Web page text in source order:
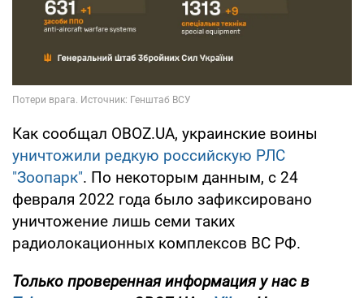
Как сообщал OBOZ.UA, украинские воины
уничтожили редкую российскую РЛС
"Зоопарк". По некоторым данным, с 24
февраля 2022 года было зафиксировано
уничтожение лишь семи таких
радиолокационных комплексов ВС РФ.
Только проверенная информация у нас в